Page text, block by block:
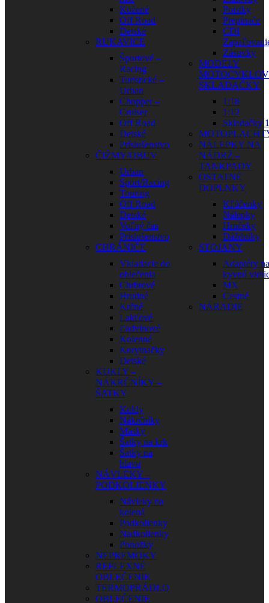
Kožené
Off Road
Detské
RUKAVICE
Športové –
Racing
Turistické –
Urban
Chopper –
Cruiser
Off Road
Detské
Príslušenstvo
ČIŽMY/OBUV
Urban
Sport/Racing
Touring
Off Road
Detské
Voľný čas
Príslušenstvo
CHRÁNIČE
Vkladacie do
oblečenia
Chrbtové
Hrudné
Krčné
Lakťové
Ľadvinové
Kolenné
Korytnačky
Detské
KUKLY –
NÁKRČNÍKY –
ŠATKY
Kukly
Nákrčníky
Masky
Šatky na krk
Šatky na
hlavu
NÁVLEKY –
PODKOLIENKY
Návleky na
kolená
Podkolienky
Nadkolienky
Ponožky
NEPREMOKY
REFLEXNÉ
OBLEČENIE
TERMOPRÁDLO
OBLEČENIE
Poistky
Prepínače
CDI
Zásuvky
MODELY
SKLADAČKY
1:18
1:12
Skladačky
NÁLEPKY NA
NÁDRŽ –
TANKPADY
OSTATNÉ
DOPLNKY
Kľúčenky
Nálepky
Hrnčeky
Dáždniky
STOJANY
Adaptéry na
kyvnú
MX
Cestné
NÁRADIE